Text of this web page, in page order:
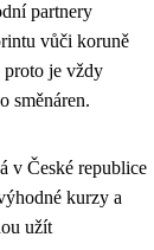
partnery
vůči koruně
je vždy
směnáren.
v České republice
kurzy a
užít